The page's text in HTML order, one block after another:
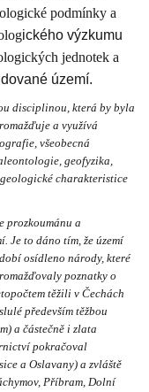
podmínky a
ického výzkumu
jednotek a
území.
disciplinou, která by byla
a využívá
všeobecná
geofyzika,
charakteristice
prozkoumánu a
Je to dáno tím, že území
osídleno národy, které
poznatky o
těžili v Čechách
především těžbou
a částečně i zlata
pokračoval
a Oslavany) a zvláště
Příbram, Dolní